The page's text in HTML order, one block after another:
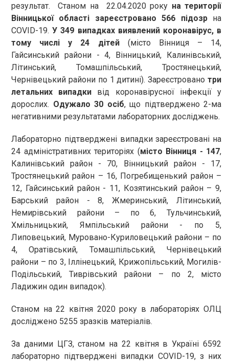
результат. Станом на 22.04.2020 року на території
Вінницької області зареєстровано 566 підозр на
COVID-19.У 349 випадках виявлений коронавірус, в
тому числі у 24 дітей(місто Вінниця – 14,
Гайсинський райони - 4, Вінницький, Калинівський,
Літинський, Томашпільський, Тростянецький,
Чернівецький райони по 1 дитині). Зареєстровано три
летальних випадки від коронавірусної інфекції у
дорослих. Одужало 30 осіб, що підтверджено 2-ма
негативними результатами лабораторних досліджень.
Лабораторно підтверджені випадки зареєстровані на
24 адміністративних територіях (місто Вінниця - 147,
Калинівський район - 70, Вінницький район - 17,
Тростянецький район – 16, Погребищенький район –
12, Гайсинський район - 11, Козятинський район – 9,
Барський район - 8, Жмеринський, Літинський,
Немирівський райони – по 6, Тульчинський,
Хмільницький, Ямпільський райони - по 5,
Липовецький, Муровано-Куриловецький райони – по
4, Оратівський, Томашпільський, Чернівецький
райони – по 3, Іллінецький, Крижопільський, Могилів-
Подільський, Тиврівський райони – по 2, місто
Ладижин один випадок).
Станом на 22 квітня 2020 року в лабораторіях ОЛЦ
досліджено 5255 зразків матеріалів.
За даними ЦГЗ, станом на 22 квітня в Україні 6592
лабораторно підтверджені випадки COVID-19, з них